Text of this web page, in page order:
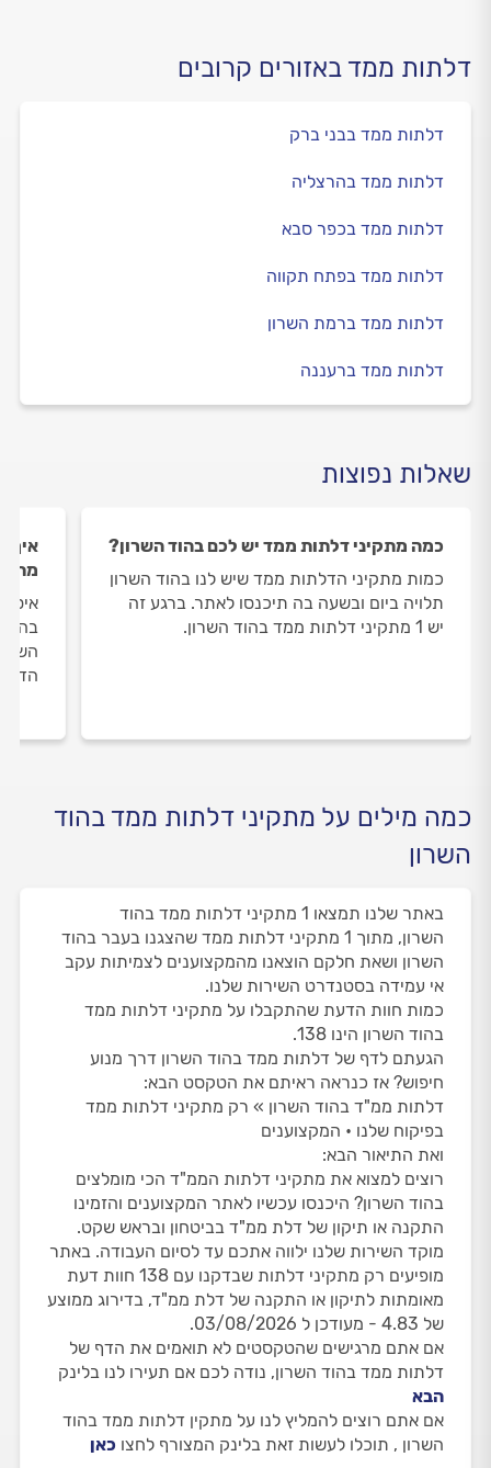
דלתות ממד באזורים קרובים
דלתות ממד בבני ברק
דלתות ממד בהרצליה
דלתות ממד בכפר סבא
דלתות ממד בפתח תקווה
דלתות ממד ברמת השרון
דלתות ממד ברעננה
שאלות נפוצות
כמה מתקיני דלתות ממד יש לכם בהוד השרון?
כמות מתקיני הדלתות ממד שיש לנו בהוד השרון
תלויה ביום ובשעה בה תיכנסו לאתר. ברגע זה
יש 1 מתקיני דלתות ממד בהוד השרון.
איך
כמה מילים על מתקיני דלתות ממד בהוד
השרון
באתר שלנו תמצאו 1 מתקיני דלתות ממד בהוד
השרון, מתוך 1 מתקיני דלתות ממד שהצגנו בעבר בהוד
השרון ושאת חלקם הוצאנו מהמקצוענים לצמיתות עקב
אי עמידה בסטנדרט השירות שלנו.
כמות חוות הדעת שהתקבלו על מתקיני דלתות ממד
בהוד השרון הינו 138.
הגעתם לדף של דלתות ממד בהוד השרון דרך מנוע
חיפוש? אז כנראה ראיתם את הטקסט הבא:
דלתות ממ"ד בהוד השרון » רק מתקיני דלתות ממד
בפיקוח שלנו • המקצוענים
ואת התיאור הבא:
רוצים למצוא את מתקיני דלתות הממ"ד הכי מומלצים
בהוד השרון? היכנסו עכשיו לאתר המקצוענים והזמינו
התקנה או תיקון של דלת ממ"ד בביטחון ובראש שקט.
מוקד השירות שלנו ילווה אתכם עד לסיום העבודה. באתר
מופיעים רק מתקיני דלתות שבדקנו עם 138 חוות דעת
מאומתות לתיקון או התקנה של דלת ממ"ד, בדירוג ממוצע
של 4.83 - מעודכן ל 03/08/2026.
אם אתם מרגישים שהטקסטים לא תואמים את הדף של
דלתות ממד בהוד השרון, נודה לכם אם תעירו לנו בלינק
הבא
אם אתם רוצים להמליץ לנו על מתקין דלתות ממד בהוד
השרון , תוכלו לעשות זאת בלינק המצורף לחצו כאן